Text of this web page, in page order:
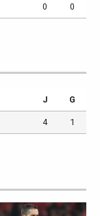
0 0
J G
4 1